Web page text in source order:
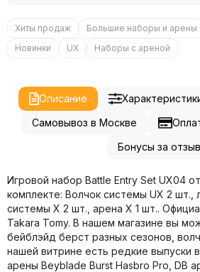
Хиты продаж Большие наборы и арены
Новинки
UX Наборы с ареной
Описание
Самовывоз в Москве
Бонусы за отзыв
Игровой набор Battle Entry Set UX04
комплекте: Волчок системы UX 2 шт.,
системы X 2 шт., арена X 1 шт..
Takara Tomy. В нашем магазине вы
бейблэйд берст разных сезонов,
нашей витрине есть редкие выпуски
арены Beyblade Burst Hasbro Pro, DB